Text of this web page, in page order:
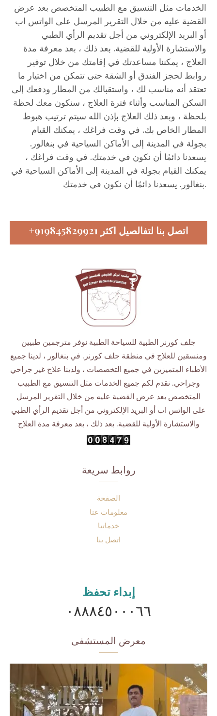
الخدمات مثل التنسيق مع الطبيب المتخصص بعد عرض
القضية عليه من خلال التقرير المرسل على الواتس اب
أو البريد الإلكتروني من أجل تقديم الرأي الطبي
والاستشارة الأولية للقضية. بعد ذلك ، بعد معرفة مدة
العلاج ، يمكننا مساعدتك في إقامتك من خلال توفير
روابط لحجز الفندق أو الشقة حتى تتمكن من اختيار ما
تعتقد أنه مناسب لك ، واستقبالك من المطار ودفعك إلى
السكن المناسب وأثناء فترة العلاج ، سنكون معك لحظة
بلحظة ، وبعد ذلك العلاج بإذن الله سيتم ترتيب هبوط
المطار الخاص بك. في وقت فراغك ، يمكنك القيام
بجولة في المدينة إلى الأماكن السياحية في بنغالور.
يسعدنا دائمًا أن نكون في خدمتك. في وقت فراغك ،
يمكنك القيام بجولة في المدينة إلى الأماكن السياحية في
بنغالور. يسعدنا دائمًا أن نكون في خدمتك.
+919845829921 اتصل بنا لتفالصيل اكثر
جلف كورنر الطبية للسياحة الطبية نوفر مترجمين طبيين
ومنسقين للعلاج في منطقة جلف كورنر. في بنغالور ، لدينا جميع
الأطباء المتميزين في جميع التخصصات ، ولدينا علاج غير جراحي
وجراحي. نقدم لكم جميع الخدمات مثل التنسيق مع الطبيب
المتخصص بعد عرض القضية عليه من خلال التقرير المرسل
على الواتس اب أو البريد الإلكتروني من أجل تقديم الرأي الطبي
والاستشارة الأولية للقضية. بعد ذلك ، بعد معرفة مدة العلاج
روابط سريعة
الصفحة
معلومات عنا
خدماتنا
اتصل بنا
إبداء تحفظ
٠٨٨٨٤٥٠٠٠٦٦
معرض المستشفى